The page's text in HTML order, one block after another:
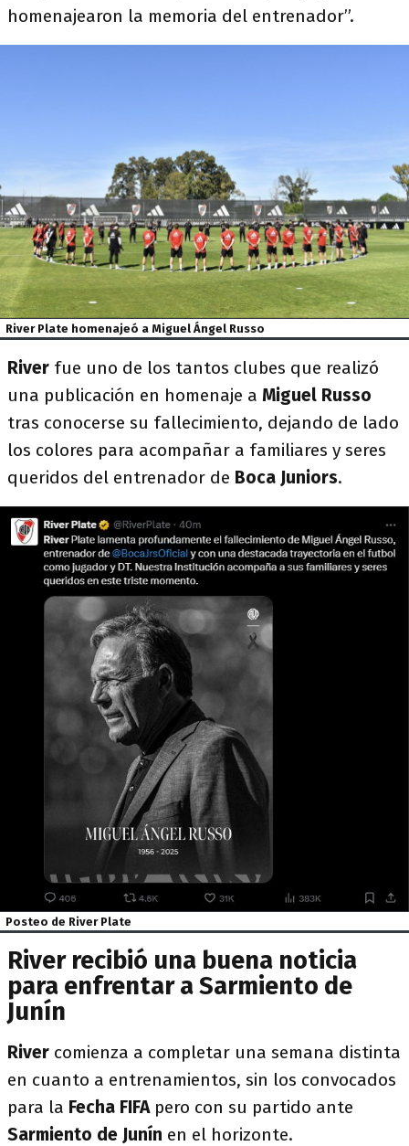
homenajearon la memoria del entrenador”.
River Plate homenajeó a Miguel Ángel Russo
River fue uno de los tantos clubes que realizó
una publicación en homenaje a Miguel Russo
tras conocerse su fallecimiento, dejando de lado
los colores para acompañar a familiares y seres
queridos del entrenador de Boca Juniors.
Posteo de River Plate
River recibió una buena noticia
para enfrentar a Sarmiento de
Junín
River comienza a completar una semana distinta
en cuanto a entrenamientos, sin los convocados
para la Fecha FIFApero con su partido ante
Sarmiento de Junín en el horizonte.